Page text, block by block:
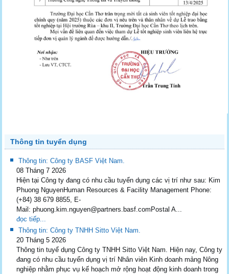
Thông tin tuyển dụng
Thông tin: Công ty BASF Việt Nam.
08 Tháng 7 2026
Hiện tại Công ty đang có nhu cầu tuyển dụng các vị trí như sau: Kim
Phuong NguyenHuman Resources & Facility Management Phone:
(+84) 38 679 8855, E-
Mail: phuong.kim.nguyen@partners.basf.comPostal A...
đọc tiếp...
Thông tin: Công ty TNHH Sitto Việt Nam.
20 Tháng 5 2026
Thông tin tuyể dụng Công ty TNHH Sitto Việt Nam. Hiện nay, Công ty
đang có nhu cầu tuyển dụng vị trí Nhân viên Kinh doanh mảng Nông
nghiệp nhằm phục vụ kế hoạch mở rộng hoạt động kinh doanh trong